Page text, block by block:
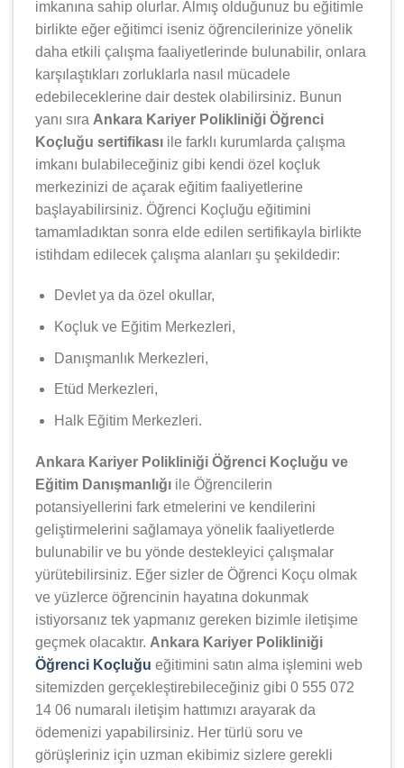
imkanına sahip olurlar. Almış olduğunuz bu eğitimle
birlikte eğer eğitimci iseniz öğrencilerinize yönelik
daha etkili çalışma faaliyetlerinde bulunabilir, onlara
karşılaştıkları zorluklarla nasıl mücadele
edebileceklerine dair destek olabilirsiniz. Bunun
yanı sıra Ankara Kariyer Polikliniği Öğrenci
Koçluğu sertifikası ile farklı kurumlarda çalışma
imkanı bulabileceğiniz gibi kendi özel koçluk
merkezinizi de açarak eğitim faaliyetlerine
başlayabilirsiniz. Öğrenci Koçluğu eğitimini
tamamladıktan sonra elde edilen sertifikayla birlikte
istihdam edilecek çalışma alanları şu şekildedir:
Devlet ya da özel okullar,
Koçluk ve Eğitim Merkezleri,
Danışmanlık Merkezleri,
Etüd Merkezleri,
Halk Eğitim Merkezleri.
Ankara Kariyer Polikliniği Öğrenci Koçluğu ve
Eğitim Danışmanlığı ile Öğrencilerin
potansiyellerini fark etmelerini ve kendilerini
geliştirmelerini sağlamaya yönelik faaliyetlerde
bulunabilir ve bu yönde destekleyici çalışmalar
yürütebilirsiniz. Eğer sizler de Öğrenci Koçu olmak
ve yüzlerce öğrencinin hayatına dokunmak
istiyorsanız tek yapmanız gereken bizimle iletişime
geçmek olacaktır. Ankara Kariyer Polikliniği
Öğrenci Koçluğu eğitimini satın alma işlemini web
sitemizden gerçekleştirebileceğiniz gibi 0 555 072
14 06 numaralı iletişim hattımızı arayarak da
ödemenizi yapabilirsiniz. Her türlü soru ve
görüşleriniz için uzman ekibimiz sizlere gerekli